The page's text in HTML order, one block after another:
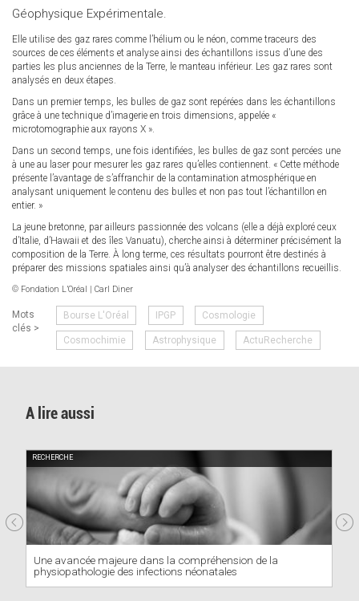
Géophysique Expérimentale.
Elle utilise des gaz rares comme l’hélium ou le néon, comme traceurs des
sources de ces éléments et analyse ainsi des échantillons issus d’une des
parties les plus anciennes de la Terre, le manteau inférieur. Les gaz rares sont
analysés en deux étapes.
Dans un premier temps, les bulles de gaz sont repérées dans les échantillons
grâce à une technique d’imagerie en trois dimensions, appelée «
microtomographie aux rayons X ».
Dans un second temps, une fois identifiées, les bulles de gaz sont percées une
à une au laser pour mesurer les gaz rares qu’elles contiennent. « Cette méthode
présente l’avantage de s’affranchir de la contamination atmosphérique en
analysant uniquement le contenu des bulles et non pas tout l’échantillon en
entier. »
La jeune bretonne, par ailleurs passionnée des volcans (elle a déjà exploré ceux
d’Italie, d’Hawaii et des îles Vanuatu), cherche ainsi à déterminer précisément la
composition de la Terre. À long terme, ces résultats pourront être destinés à
préparer des missions spatiales ainsi qu’à analyser des échantillons recueillis.
© Fondation L’Oréal | Carl Diner
Mots
clés >
Bourse L'Oréal IPGP Cosmologie
Cosmochimie Astrophysique ActuRecherche
A lire aussi
RECHERCHE
Une avancée majeure dans la compréhension de la
physiopathologie des infections néonatales